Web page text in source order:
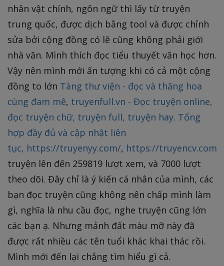
nhân vật chính, ngôn ngữ thì lấy từ truyện
trung quốc, được dịch bằng tool và được chỉnh
sửa bởi cộng đồng có lẽ cũng không phải giới
nhà văn. Mình thích đọc tiểu thuyết văn học hơn.
Vậy nên mình mới ấn tượng khi có cả một cộng
đồng to lớn Tàng thư viện - đọc và thăng hoa
cùng đam mê, truyenfull.vn - Đọc truyện online,
đọc truyện chữ, truyện full, truyện hay. Tổng
hợp đầy đủ và cập nhật liên
tục, https://truyenyy.com/, https://truyencv.com.
truyện lên đến 259819 lượt xem, và 7000 lượt
theo dõi. Đây chỉ là ý kiến cá nhân của mình, các
bạn đọc truyện cũng không nên chấp mình làm
gì, nghĩa là nhu cầu đọc, nghe truyện cũng lớn
các bạn ạ. Nhưng mảnh đất màu mỡ này đã
được rất nhiều các tên tuổi khác khai thác rồi.
Mình mới đến lại chẳng tìm hiểu gì cả.